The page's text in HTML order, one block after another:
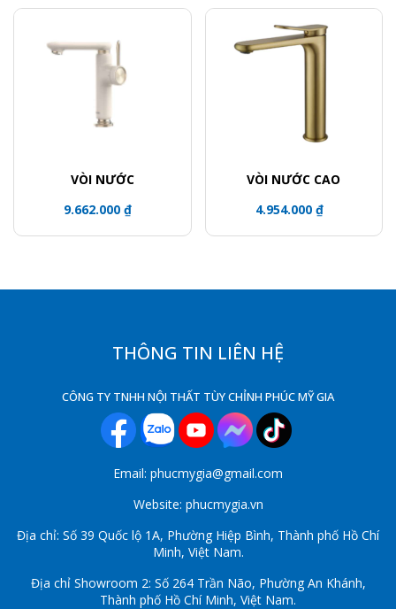
VÒI NƯỚC
9.662.000 ₫
VÒI NƯỚC CAO
4.954.000 ₫
THÔNG TIN LIÊN HỆ
CÔNG TY TNHH NỘI THẤT TÙY CHỈNH PHÚC MỸ GIA
Email: phucmygia@gmail.com
Website: phucmygia.vn
Địa chỉ: Số 39 Quốc lộ 1A, Phường Hiệp Bình, Thành phố Hồ Chí
Minh, Việt Nam.
Địa chỉ Showroom 2: Số 264 Trần Não, Phường An Khánh,
Thành phố Hồ Chí Minh, Việt Nam.